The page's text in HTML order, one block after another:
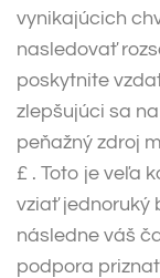
vynikajúcich
nasledovať
poskytnite
zlepšujúci sa
peňažný zdroj
£ . Toto je veľa
vziať jednoruký
následne váš
podpora